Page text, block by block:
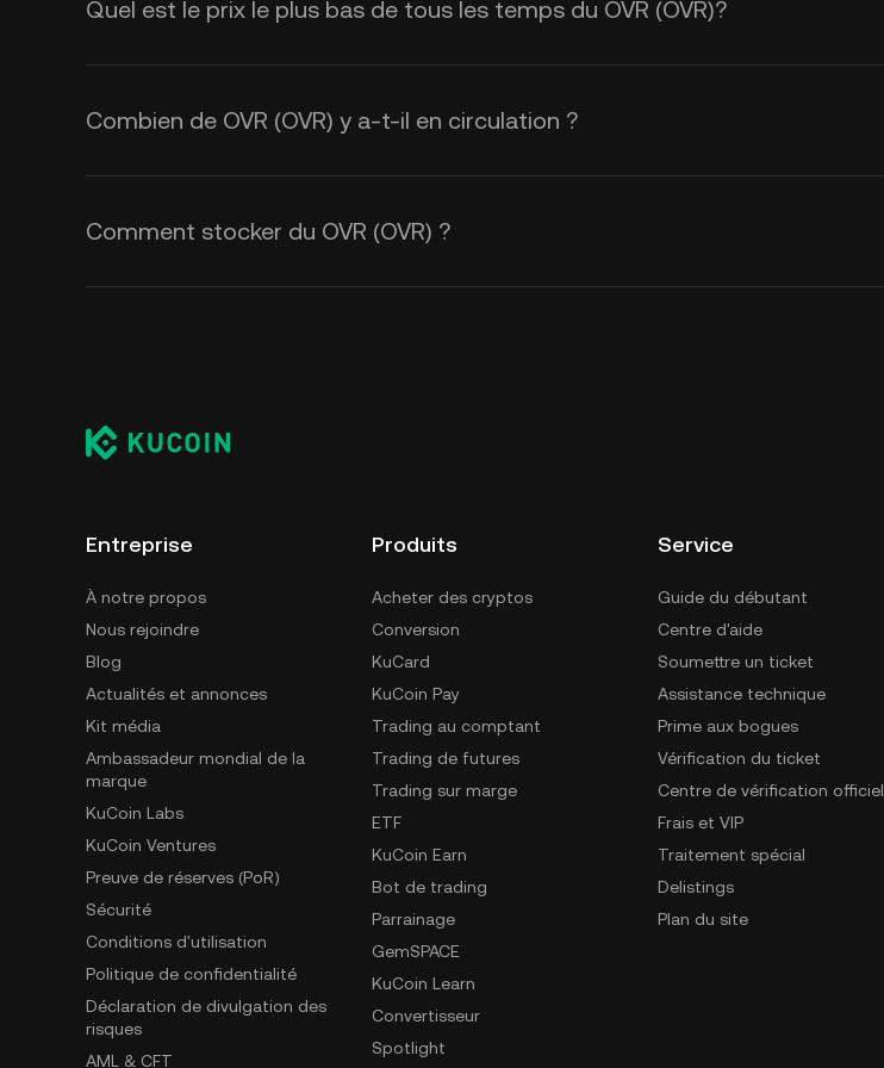
Quel est le prix le plus bas de tous les temps du OVR (OVR)?
Combien de OVR (OVR) y a-t-il en circulation ?
Comment stocker du OVR (OVR) ?
Entreprise
À notre propos
Nous rejoindre
Blog
Actualités et annonces
Kit média
Ambassadeur mondial de la
marque
KuCoin Labs
KuCoin Ventures
Preuve de réserves (PoR)
Sécurité
Conditions d'utilisation
Politique de confidentialité
Déclaration de divulgation des
risques
AML & CFT
Produits
Acheter des cryptos
Conversion
KuCard
KuCoin Pay
Trading au comptant
Trading de futures
Trading sur marge
ETF
KuCoin Earn
Bot de trading
Parrainage
GemSPACE
KuCoin Learn
Convertisseur
Spotlight
Service
Guide du débutant
Centre d'aide
Soumettre un ticket
Assistance technique
Prime aux bogues
Vérification du ticket
Centre de vérification officiel
Frais et VIP
Traitement spécial
Delistings
Plan du site